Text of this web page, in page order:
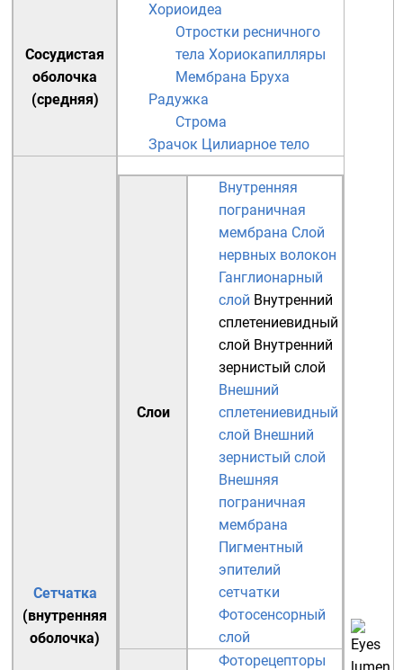
Сосудистая
оболочка
(средняя)
Хориоидеа
Отростки ресничного
тела Хориокапилляры
Мембрана Бруха
Радужка
Строма
Зрачок Цилиарное тело
Сетчатка
(внутренняя
оболочка)
Слои
Внутренняя
пограничная
мембрана Слой
нервных волокон
Ганглионарный
слой Внутренний
сплетениевидный
слой Внутренний
зернистый слой
Внешний
сплетениевидный
слой Внешний
зернистый слой
Внешняя
пограничная
мембрана
Пигментный
эпителий
сетчатки
Фотосенсорный
слой
Фоторецепторы